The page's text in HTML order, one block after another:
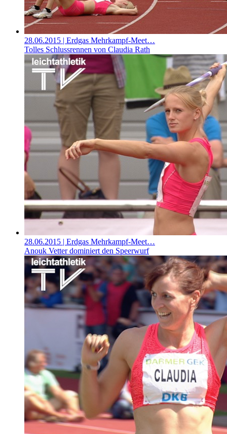
28.06.2015 | Erdgas Mehrkampf-Meet…
Tolles Schlussrennen von Claudia Rath
28.06.2015 | Erdgas Mehrkampf-Meet…
Anouk Vetter dominiert den Speerwurf